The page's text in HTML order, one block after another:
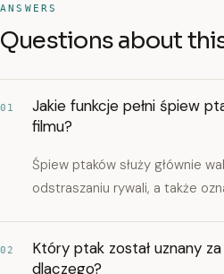
ANSWERS
Questions about
01
Jakie funkcje pełni śpiew
filmu?
Śpiew ptaków służy głównie
odstraszaniu rywali, a także
02
Który ptak został uznany
dlaczego?